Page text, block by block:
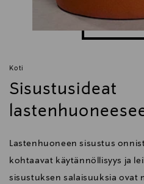
Koti
Sisustusideat
Lastenhuoneen sisustus
kohtaavat käytännöllisyys ja
sisustuksen salaisuuksia ovat